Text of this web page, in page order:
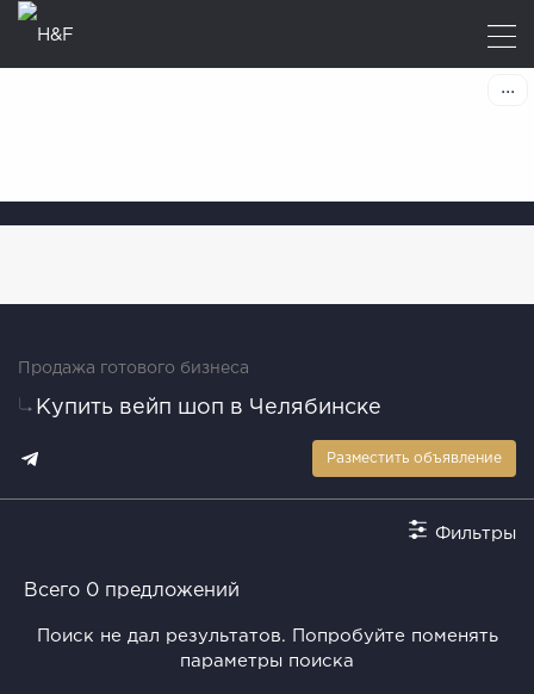
Продажа готового бизнеса
Купить вейп шоп в Челябинске
Разместить объявление
Фильтры
Всего 0 предложений
Поиск не дал результатов. Попробуйте поменять
параметры поиска